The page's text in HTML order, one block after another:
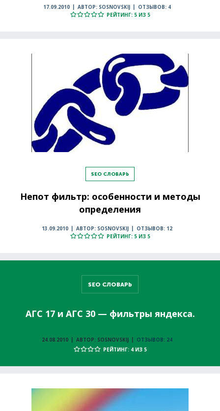
17.09.2010 АВТОР: SOSNOVSKIJ
ОТЗЫВОВ: 4
РЕЙТИНГ: 5 ИЗ 5
SEO СЛОВАРЬ
Непот фильтр: особенности и методы
определения
13.09.2010 АВТОР: SOSNOVSKIJ
ОТЗЫВОВ: 12
РЕЙТИНГ: 5 ИЗ 5
SEO СЛОВАРЬ
АГС 17 и АГС 30 — фильтры яндекса.
24.08.2010 АВТОР: SOSNOVSKIJ
ОТЗЫВОВ: 24
РЕЙТИНГ: 4 ИЗ 5